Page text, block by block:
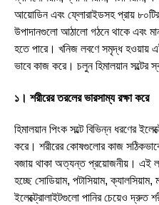
আয়োডিন এবং ফ্লোরাইডসহ প্রায়
উপাদানগুলো আঠালো গঠনে থাকে এবং
হতে পারে। খনিজ লবণে সমৃদ্ধ হওয়ায়
ভাবে কাজ করে। চলুন হিমালয়ান সল্টের
১। শরীরের তরলের ভারসাম্য রক্ষা করে
হিমালয়ান পিংক সল্টে বিভিন্ন ধরণের
করে। শরীরের কোষগুলোর কাজ
বজায় থাকা অত্যন্ত প্রয়োজনীয়। এই
হচ্ছে সোডিয়াম, পটাসিয়াম,
ইলেক্ট্রোলাইটগুলো পানির চেয়েও দ্রুত